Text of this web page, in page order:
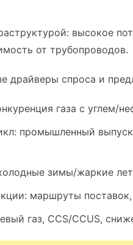
высокое
от трубопроводов.
драйверы спроса и
газа с углем/
промышленный
зимы/жаркие
маршруты
газ, CCS/CCUS,